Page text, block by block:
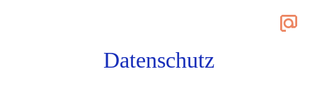
event
Datenschutz